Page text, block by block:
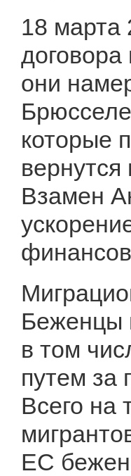
18 марта
они
которые
Взамен
Беженцы
в том
путем за
Всего на
ЕС